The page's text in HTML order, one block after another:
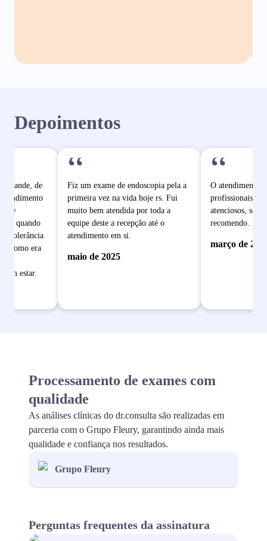
Depoimentos
grande, de
de
quando
intolerância
como era
estar.
“
Fiz um exame de endoscopia pela a
primeira vez na vida hoje rs. Fui
muito bem atendida por toda a
equipe deste a recepção até o
atendimento em si.
maio de 2025
“
O atendimento
profissionais
atenciosos, sem
recomendo.
março de
Processamento de exames com
qualidade
As análises clínicas do dr.consulta são realizadas em
parceria com o Grupo Fleury, garantindo ainda mais
qualidade e confiança nos resultados.
Grupo Fleury
Perguntas frequentes da assinatura